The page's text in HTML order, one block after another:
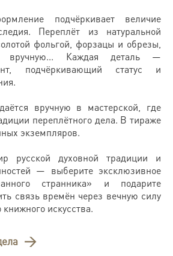
подчёркивает величие
Переплёт из натуральной
фольгой, форзацы и обрезы,
вручную... Каждая деталь —
подчёркивающий статус и
вручную в мастерской, где
переплётного дела. В тираже
экземпляров.
русской духовной традиции и
— выберите эксклюзивное
странника» и подарите
связь времён через вечную силу
искусства.